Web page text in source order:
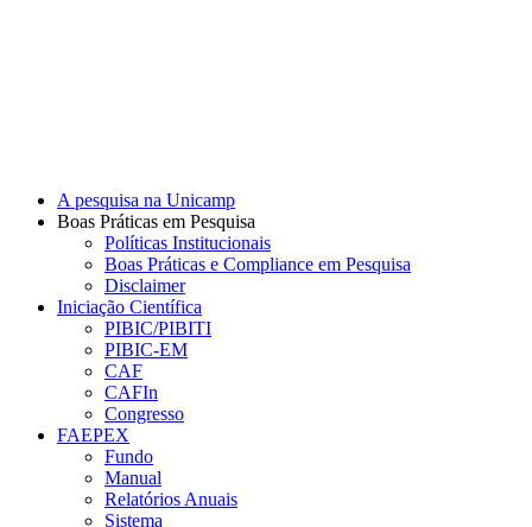
A pesquisa na Unicamp
Boas Práticas em Pesquisa
Políticas Institucionais
Boas Práticas e Compliance em Pesquisa
Disclaimer
Iniciação Científica
PIBIC/PIBITI
PIBIC-EM
CAF
CAFIn
Congresso
FAEPEX
Fundo
Manual
Relatórios Anuais
Sistema